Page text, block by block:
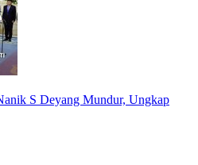
S Deyang Mundur, Ungkap